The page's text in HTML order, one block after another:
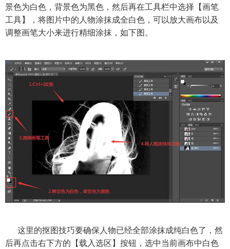
景色为白色，背景色为黑色，然后再在工具栏中选择【画笔
工具】，将图片中的人物涂抹成全白色，可以放大画布以及
调整画笔大小来进行精细涂抹，如下图。
这里的抠图技巧要确保人物已经全部涂抹成纯白色了，然
后再点击右下方的【载入选区】按钮，选中当前画布中白色